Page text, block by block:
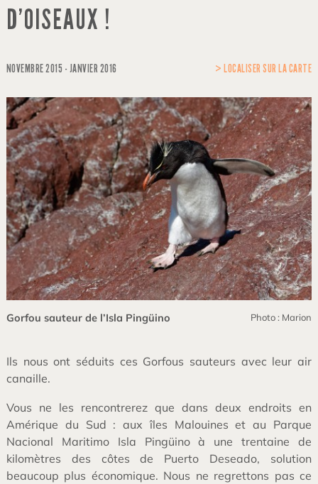
D’OISEAUX !
NOVEMBRE 2015 - JANVIER 2016 > LOCALISER SUR LA CARTE
Gorfou sauteur de l’Isla Pingüino Photo : Marion
Ils nous ont séduits ces Gorfous sauteurs avec leur air
canaille.
Vous ne les rencontrerez que dans deux endroits en
Amérique du Sud : aux îles Malouines et au Parque
Nacional Maritimo Isla Pingüino à une trentaine de
kilomètres des côtes de Puerto Deseado, solution
beaucoup plus économique. Nous ne regrettons pas ce